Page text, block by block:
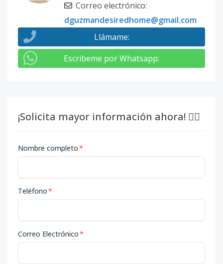
Correo electrónico:
dguzmandesiredhome@gmail.com
Llámame:
Escribeme por Whatsapp:
¡Solicita mayor información ahora! 👇🏽
Nombre completo*
Teléfono*
Correo Electrónico*